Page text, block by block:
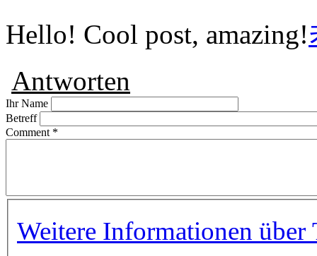
Hello! Cool post, amazing!
Antworten
Ihr Name
Betreff
Comment *
Weitere Informationen über